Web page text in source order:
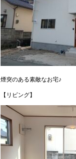
煙突のある素敵なお宅♪
【リビング】